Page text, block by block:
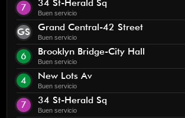
7 34 St-Herald Sq
Buen servicio
GS Grand Central-42 Street
Buen servicio
6 Brooklyn Bridge-City Hall
Buen servicio
4 New Lots Av
Buen servicio
7 34 St-Herald Sq
Buen servicio